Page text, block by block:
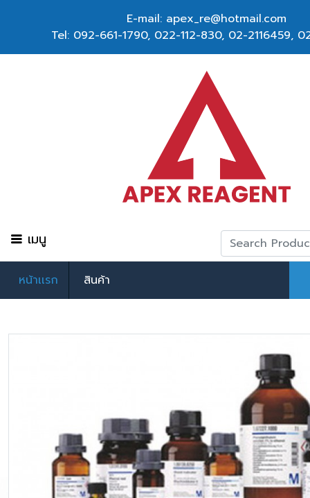
E-mail: apex_re@hotmail.com
Tel: 092-661-1790, 022-112-830, 02-2116459,
เมนู
หน้าเเรก สินค้า